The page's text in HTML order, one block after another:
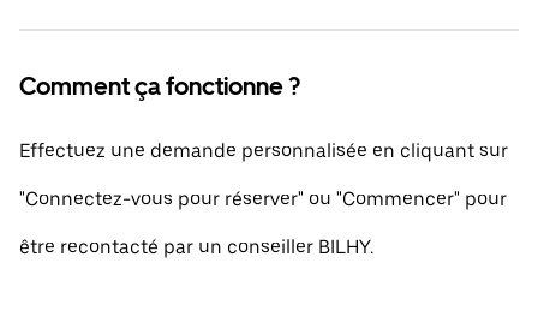
Comment ça fonctionne ?
Effectuez une demande personnalisée en cliquant sur
"Connectez-vous pour réserver" ou "Commencer" pour
être recontacté par un conseiller BILHY.